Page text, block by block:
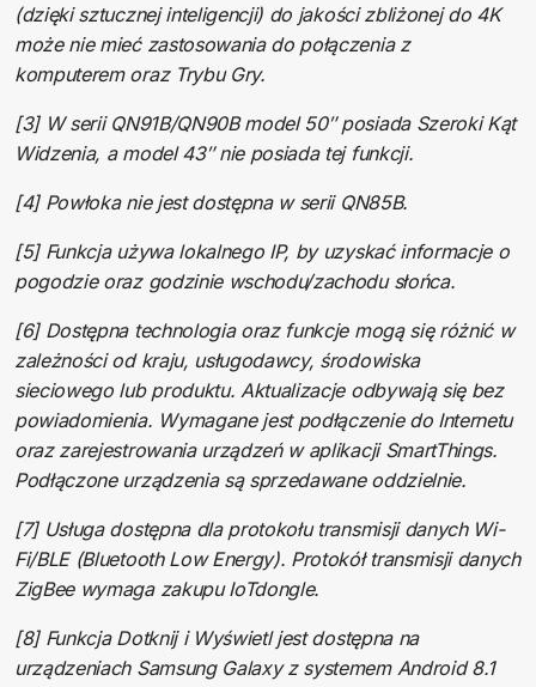
(dzięki sztucznej inteligencji) do jakości zbliżonej do 4K
może nie mieć zastosowania do połączenia z
komputerem oraz Trybu Gry.
[3] W serii QN91B/QN90B model 50″ posiada Szeroki Kąt
Widzenia, a model 43″ nie posiada tej funkcji.
[4] Powłoka nie jest dostępna w serii QN85B.
[5] Funkcja używa lokalnego IP, by uzyskać informacje o
pogodzie oraz godzinie wschodu/zachodu słońca.
[6] Dostępna technologia oraz funkcje mogą się różnić w
zależności od kraju, usługodawcy, środowiska
sieciowego lub produktu. Aktualizacje odbywają się bez
powiadomienia. Wymagane jest podłączenie do Internetu
oraz zarejestrowania urządzeń w aplikacji SmartThings.
Podłączone urządzenia są sprzedawane oddzielnie.
[7] Usługa dostępna dla protokołu transmisji danych Wi-
Fi/BLE (Bluetooth Low Energy). Protokół transmisji danych
ZigBee wymaga zakupu IoTdongle.
[8] Funkcja Dotknij i Wyświetl jest dostępna na
urządzeniach Samsung Galaxy z systemem Android 8.1